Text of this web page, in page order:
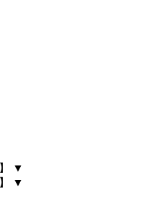
▼
▼